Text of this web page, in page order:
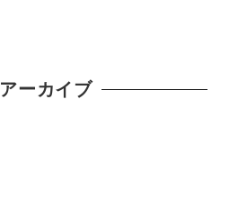
アーカイブ